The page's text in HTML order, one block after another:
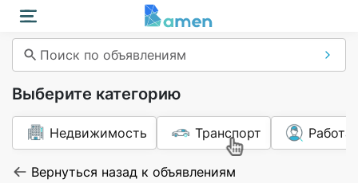
Поиск по объявлениям
Выберите категорию
Недвижимость Транспорт Работа
Вернуться назад к объявлениям